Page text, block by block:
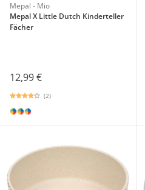
Mepal - Mio
Mepal X Little Dutch Kinderteller
Fächer
12,99 €
(2)